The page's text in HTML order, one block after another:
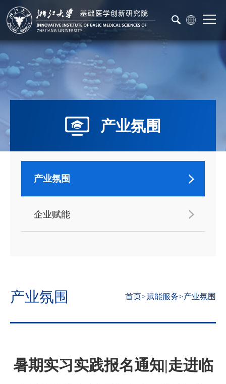
产业氛围
产业氛围
企业赋能
产业氛围 首页>赋能服务>产业氛围
暑期实习实践报名通知|走进临